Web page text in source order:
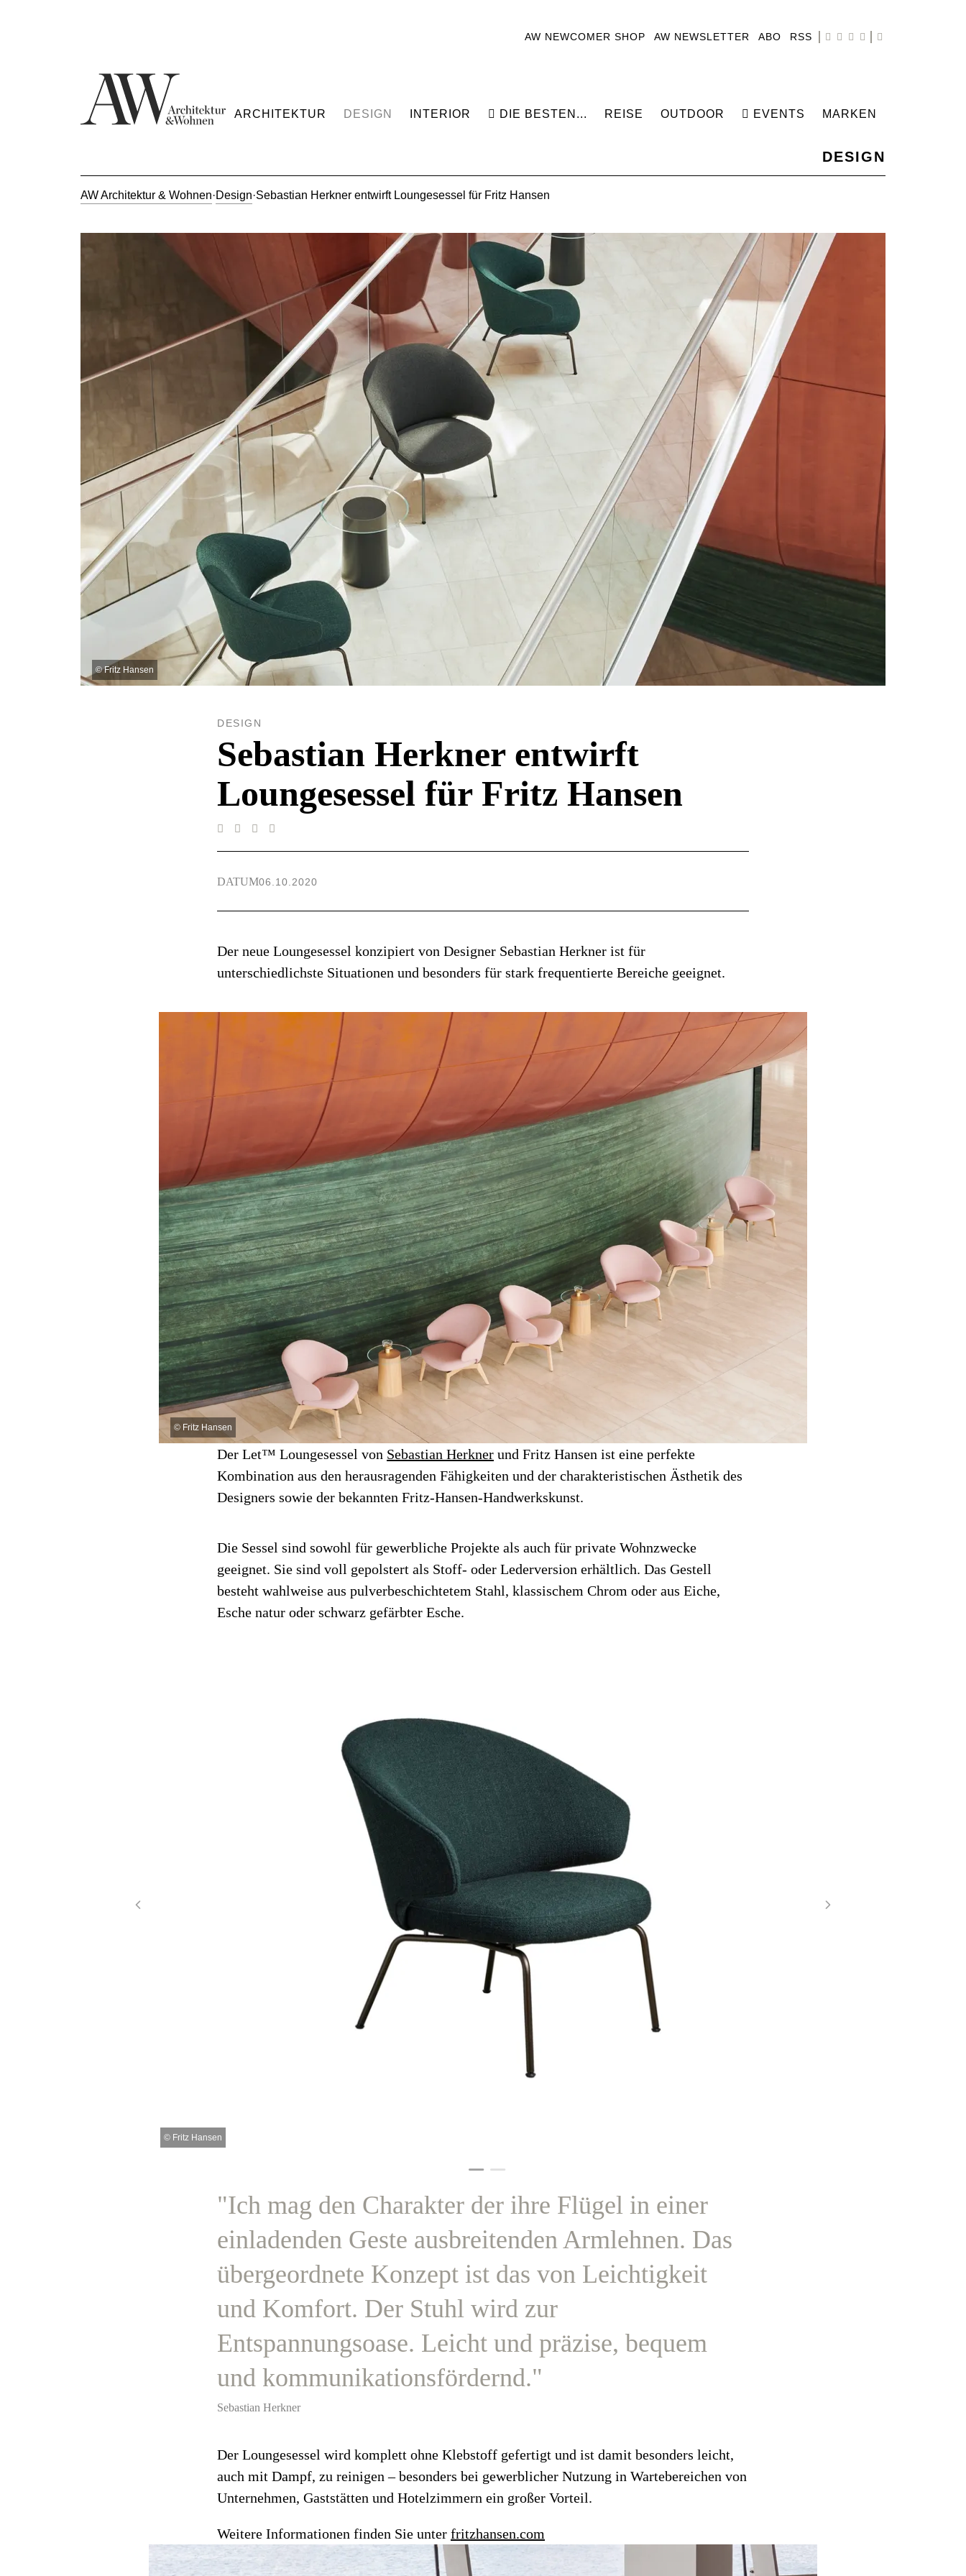
AW NEWCOMER SHOP AW NEWSLETTER ABO RSS
ARCHITEKTUR DESIGN INTERIOR DIE BESTEN... REISE OUTDOOR EVENTS MARKEN
DESIGN
AW Architektur & Wohnen·Design·Sebastian Herkner entwirft Loungesessel für Fritz Hansen
© Fritz Hansen
DESIGN
Sebastian Herkner entwirft
Loungesessel für Fritz Hansen
DATUM06.10.2020
Der neue Loungesessel konzipiert von Designer Sebastian Herkner ist für
unterschiedlichste Situationen und besonders für stark frequentierte Bereiche geeignet.
© Fritz Hansen
Der Let™ Loungesessel von Sebastian Herkner und Fritz Hansen ist eine perfekte
Kombination aus den herausragenden Fähigkeiten und der charakteristischen Ästhetik des
Designers sowie der bekannten Fritz-Hansen-Handwerkskunst.
Die Sessel sind sowohl für gewerbliche Projekte als auch für private Wohnzwecke
geeignet. Sie sind voll gepolstert als Stoff- oder Lederversion erhältlich. Das Gestell
besteht wahlweise aus pulverbeschichtetem Stahl, klassischem Chrom oder aus Eiche,
Esche natur oder schwarz gefärbter Esche.
© Fritz Hansen
"Ich mag den Charakter der ihre Flügel in einer
einladenden Geste ausbreitenden Armlehnen. Das
übergeordnete Konzept ist das von Leichtigkeit
und Komfort. Der Stuhl wird zur
Entspannungsoase. Leicht und präzise, bequem
und kommunikationsfördernd."
Sebastian Herkner
Der Loungesessel wird komplett ohne Klebstoff gefertigt und ist damit besonders leicht,
auch mit Dampf, zu reinigen – besonders bei gewerblicher Nutzung in Wartebereichen von
Unternehmen, Gaststätten und Hotelzimmern ein großer Vorteil.
Weitere Informationen finden Sie unter fritzhansen.com